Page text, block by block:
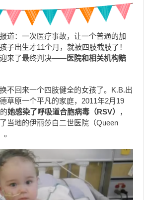
道：一次医疗事故，让一个普通的加
子出生才11个月，就被四肢截肢了！
迎来了最终判决——医院和相关机构赔
不回来一个四肢健全的女孩了。K.B.出
草原一个平凡的家庭，2011年2月19
她感染了呼吸道合胞病毒（RSV）
，
当地的伊丽莎白二世医院（Queen